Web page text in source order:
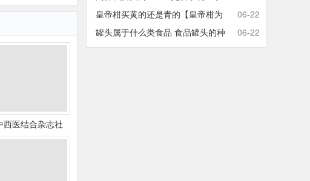
西医结合杂志社
测有效的Win10关闭自动更新方法
皇帝柑买黄的还是青的【皇帝柑为
什么青的还那么甜】
06-22
罐头属于什么类食品 食品罐头的种
类有哪些
06-22